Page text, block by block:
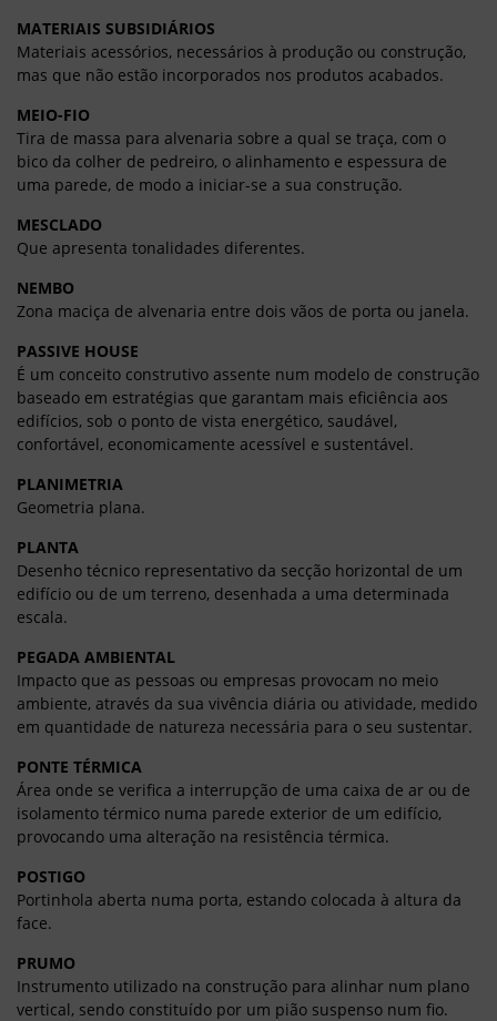
MATERIAIS SUBSIDIÁRIOS
Materiais acessórios, necessários à produção ou construção,
mas que não estão incorporados nos produtos acabados.
MEIO-FIO
Tira de massa para alvenaria sobre a qual se traça, com o
bico da colher de pedreiro, o alinhamento e espessura de
uma parede, de modo a iniciar-se a sua construção.
MESCLADO
Que apresenta tonalidades diferentes.
NEMBO
Zona maciça de alvenaria entre dois vãos de porta ou janela.
PASSIVE HOUSE
É um conceito construtivo assente num modelo de construção
baseado em estratégias que garantam mais eficiência aos
edifícios, sob o ponto de vista energético, saudável,
confortável, economicamente acessível e sustentável.
PLANIMETRIA
Geometria plana.
PLANTA
Desenho técnico representativo da secção horizontal de um
edifício ou de um terreno, desenhada a uma determinada
escala.
PEGADA AMBIENTAL
Impacto que as pessoas ou empresas provocam no meio
ambiente, através da sua vivência diária ou atividade, medido
em quantidade de natureza necessária para o seu sustentar.
PONTE TÉRMICA
Área onde se verifica a interrupção de uma caixa de ar ou de
isolamento térmico numa parede exterior de um edifício,
provocando uma alteração na resistência térmica.
POSTIGO
Portinhola aberta numa porta, estando colocada à altura da
face.
PRUMO
Instrumento utilizado na construção para alinhar num plano
vertical, sendo constituído por um pião suspenso num fio.